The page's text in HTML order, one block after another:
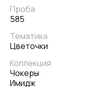
Проба
585
Тематика
Цветочки
Коллекция
Чокеры
Имидж